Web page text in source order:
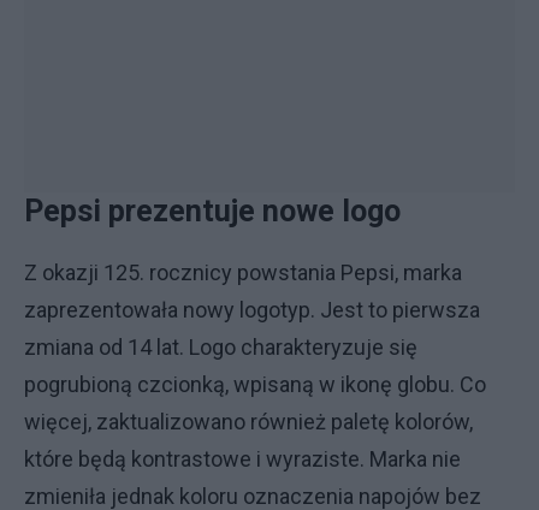
Pepsi prezentuje nowe logo
Z okazji 125. rocznicy powstania Pepsi, marka
zaprezentowała nowy logotyp. Jest to pierwsza
zmiana od 14 lat. Logo charakteryzuje się
pogrubioną czcionką, wpisaną w ikonę globu. Co
więcej, zaktualizowano również paletę kolorów,
które będą kontrastowe i wyraziste. Marka nie
zmieniła jednak koloru oznaczenia napojów bez